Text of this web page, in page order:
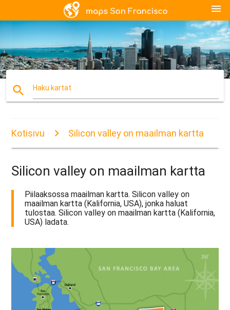
menu
search Haku kartat
Kotisivu Silicon valley on maailman kartta
Silicon valley on maailman kartta
Piilaaksossa maailman kartta. Silicon valley on
maailman kartta (Kalifornia, USA), jonka haluat
tulostaa. Silicon valley on maailman kartta (Kalifornia,
USA) ladata.